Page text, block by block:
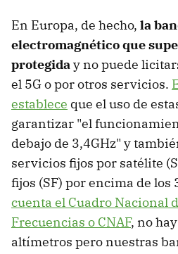
En Europa, de hecho, la
electromagnético que
protegida y no puede
el 5G o por otros servicios.
establece que el uso de
garantizar "el
debajo de 3,4GHz" y
servicios fijos por satélite
fijos (SF) por encima de los
cuenta el Cuadro Nacional
Frecuencias o CNAF, no
altímetros pero nuestras